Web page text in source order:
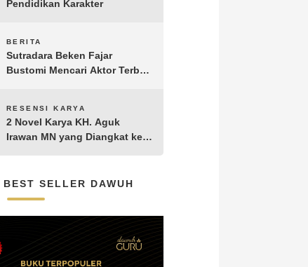
Pendidikan Karakter
BERITA
Sutradara Beken Fajar
Bustomi Mencari Aktor Terbaik
KH. Hasyim Asy’ari karya KH.
Aguk Irawan MN
RESENSI KARYA
2 Novel Karya KH. Aguk
Irawan MN yang Diangkat ke
BEST SELLER DAWUH